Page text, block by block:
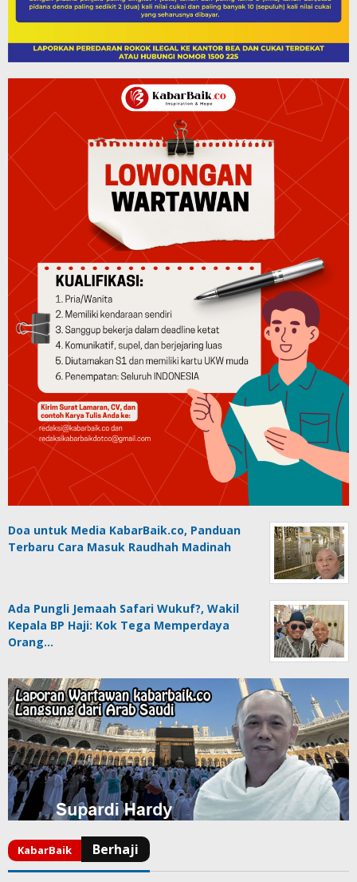
Doa untuk Media KabarBaik.co, Panduan
Terbaru Cara Masuk Raudhah Madinah
Ada Pungli Jemaah Safari Wukuf?, Wakil
Kepala BP Haji: Kok Tega Memperdaya
Orang…